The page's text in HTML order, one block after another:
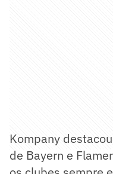
Kompany
de Bayern e